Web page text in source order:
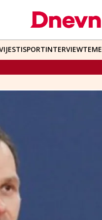
SPORTINTERVIEWTEME